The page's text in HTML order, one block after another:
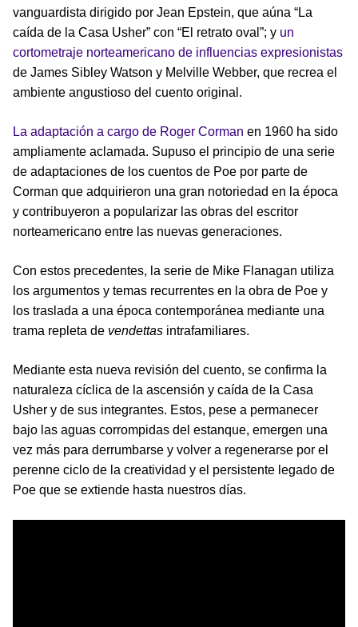
vanguardista dirigido por Jean Epstein, que aúna “La
caída de la Casa Usher” con “El retrato oval”; y un
cortometraje norteamericano de influencias expresionistas
de James Sibley Watson y Melville Webber, que recrea el
ambiente angustioso del cuento original.
La adaptación a cargo de Roger Corman en 1960 ha sido
ampliamente aclamada. Supuso el principio de una serie
de adaptaciones de los cuentos de Poe por parte de
Corman que adquirieron una gran notoriedad en la época
y contribuyeron a popularizar las obras del escritor
norteamericano entre las nuevas generaciones.
Con estos precedentes, la serie de Mike Flanagan utiliza
los argumentos y temas recurrentes en la obra de Poe y
los traslada a una época contemporánea mediante una
trama repleta de vendettas intrafamiliares.
Mediante esta nueva revisión del cuento, se confirma la
naturaleza cíclica de la ascensión y caída de la Casa
Usher y de sus integrantes. Estos, pese a permanecer
bajo las aguas corrompidas del estanque, emergen una
vez más para derrumbarse y volver a regenerarse por el
perenne ciclo de la creatividad y el persistente legado de
Poe que se extiende hasta nuestros días.